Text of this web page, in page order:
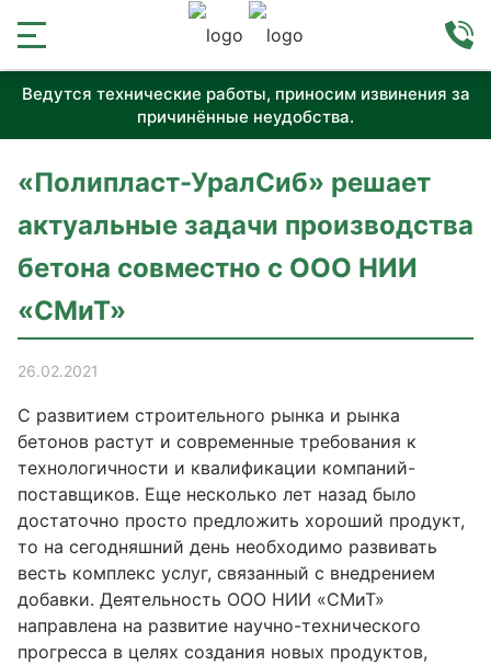
Ведутся технические работы, приносим извинения за
причинённые неудобства.
«Полипласт-УралСиб» решает
актуальные задачи производства
бетона совместно с ООО НИИ
«СМиТ»
26.02.2021
С развитием строительного рынка и рынка
бетонов растут и современные требования к
технологичности и квалификации компаний-
поставщиков. Еще несколько лет назад было
достаточно просто предложить хороший продукт,
то на сегодняшний день необходимо развивать
весть комплекс услуг, связанный с внедрением
добавки. Деятельность ООО НИИ «СМиТ»
направлена на развитие научно-технического
прогресса в целях создания новых продуктов,